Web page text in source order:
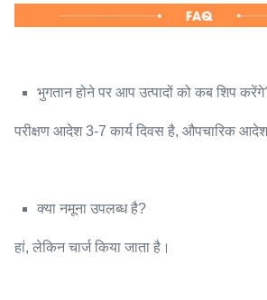
भुगतान होने पर आप उत्पादों को कब शिप
परीक्षण आदेश 3-7 कार्य दिवस है, औपचारिक
क्या नमूना उपलब्ध है?
हां, लेकिन चार्ज किया जाता है।